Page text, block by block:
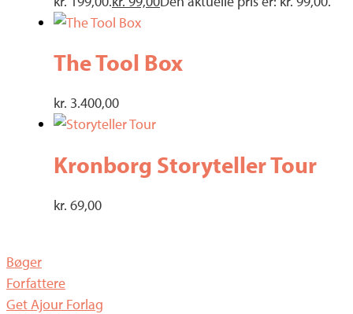
The Tool Box
kr. 3.400,00
Kronborg Storyteller Tour
kr. 69,00
Bøger
Forfattere
Get Ajour Forlag